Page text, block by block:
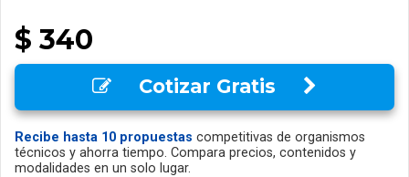
$ 340
Cotizar Gratis
Recibe hasta 10 propuestas competitivas de organismos
técnicos y ahorra tiempo. Compara precios, contenidos y
modalidades en un solo lugar.